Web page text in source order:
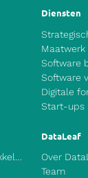
Diensten
Maatwerk
Software
Software
Digitale
Start-ups
Software laten ontwikkelen
DataLeaf
Over
Team